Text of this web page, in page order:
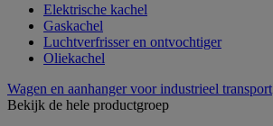
Elektrische kachel
Gaskachel
Luchtverfrisser en ontvochtiger
Oliekachel
Wagen en aanhanger voor industrieel transport
Bekijk de hele productgroep